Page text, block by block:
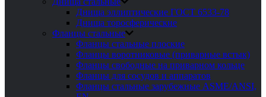
Днища эллиптические ГОСТ 6533-78
Днища торосферические
Фланцы стальные
Фланцы стальные плоские
Фланцы воротниковые (приварные встык)
Фланцы свободные на приварном кольце
Фланцы для сосудов и аппаратов
Фланцы стальные зарубежные ASME/ANSI,